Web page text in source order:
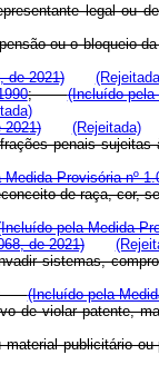
legal ou
ou o bloqueio
de 2021)
;(Incluído pela
2021)
(Rejeitada)
penais
Provisória nº
de raça,
pela Medida
de 2021)
sistemas,
(Incluído pela
de violar patente,
material